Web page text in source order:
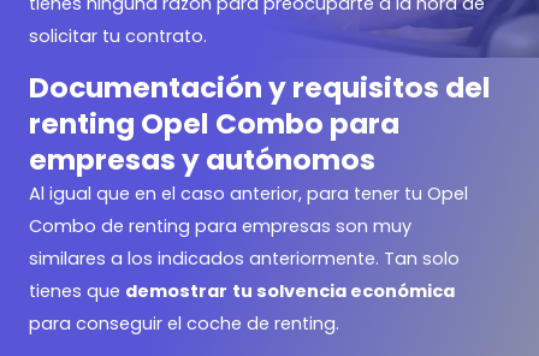
solicitar tu contrato.
Documentación y requisitos del
renting Opel Combo para
empresas y autónomos
Al igual que en el caso anterior, para tener tu Opel
Combo de renting para empresas son muy
similares a los indicados anteriormente. Tan solo
tienes que demostrar tu solvencia económica
para conseguir el coche de renting.